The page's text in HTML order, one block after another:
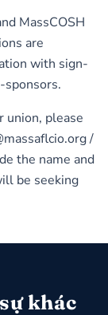
MassCOSH
are
with sign-
union, please
/
the name and
be seeking
khác